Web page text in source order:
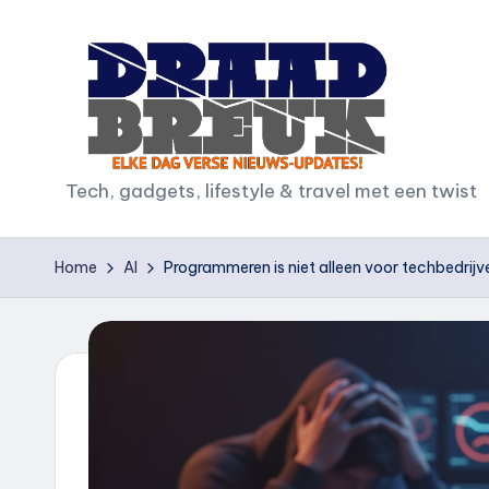
D
r
a
Tech, gadgets, lifestyle & travel met een twist
Home AI Programmeren is niet alleen voor